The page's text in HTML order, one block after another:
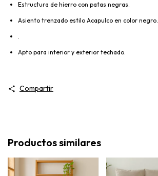
Estructura de hierro con patas negras.
Asiento trenzado estilo Acapulco en color negro.
.
Apto para interior y exterior techado.
Compartir
Productos similares